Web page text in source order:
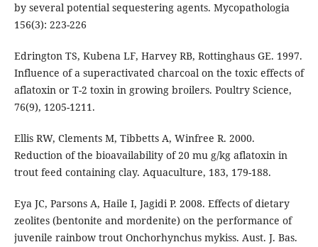
by several potential sequestering agents. Mycopathologia
156(3): 223-226
Edrington TS, Kubena LF, Harvey RB, Rottinghaus GE. 1997.
Influence of a superactivated charcoal on the toxic effects of
aflatoxin or T-2 toxin in growing broilers. Poultry Science,
76(9), 1205-1211.
Ellis RW, Clements M, Tibbetts A, Winfree R. 2000.
Reduction of the bioavailability of 20 mu g/kg aflatoxin in
trout feed containing clay. Aquaculture, 183, 179-188.
Eya JC, Parsons A, Haile I, Jagidi P. 2008. Effects of dietary
zeolites (bentonite and mordenite) on the performance of
juvenile rainbow trout Onchorhynchus mykiss. Aust. J. Bas.